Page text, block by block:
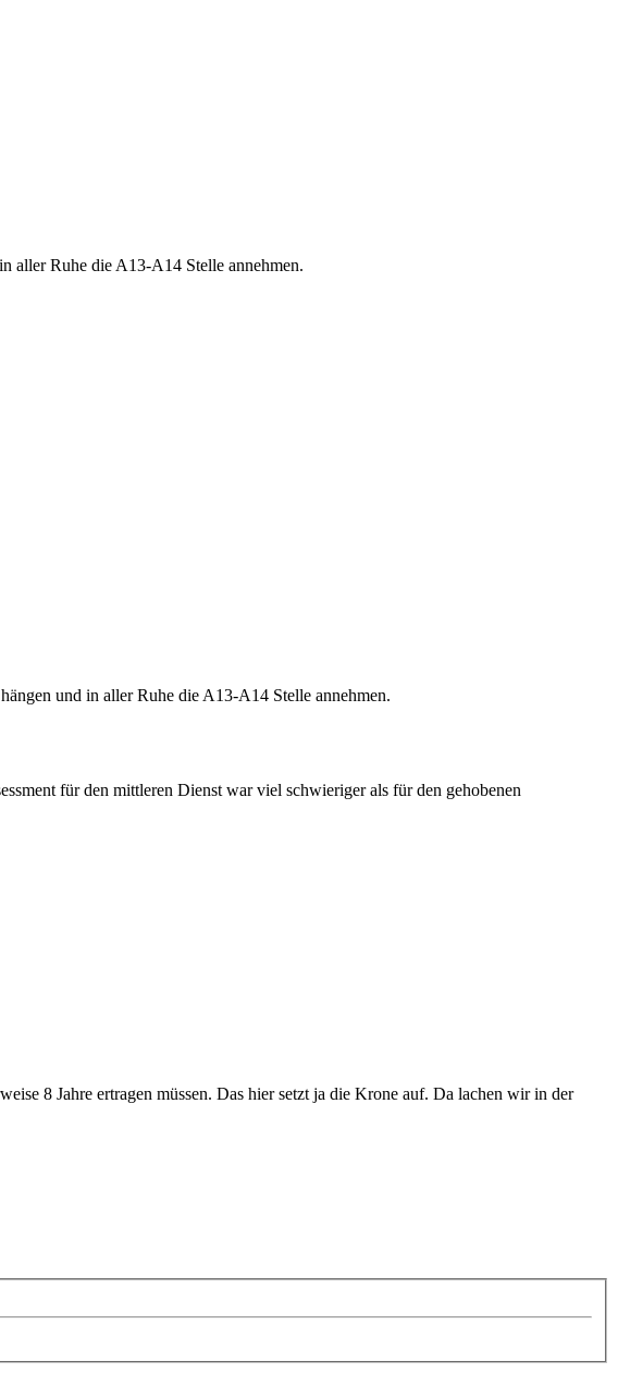
aller Ruhe die A13-A14 Stelle annehmen.
und in aller Ruhe die A13-A14 Stelle annehmen.
für den mittleren Dienst war viel schwieriger als für den gehobenen
8 Jahre ertragen müssen. Das hier setzt ja die Krone auf. Da lachen wir in der